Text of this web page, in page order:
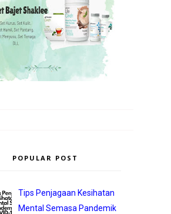
POPULAR POST
Tips Penjagaan Kesihatan
Mental Semasa Pandemik